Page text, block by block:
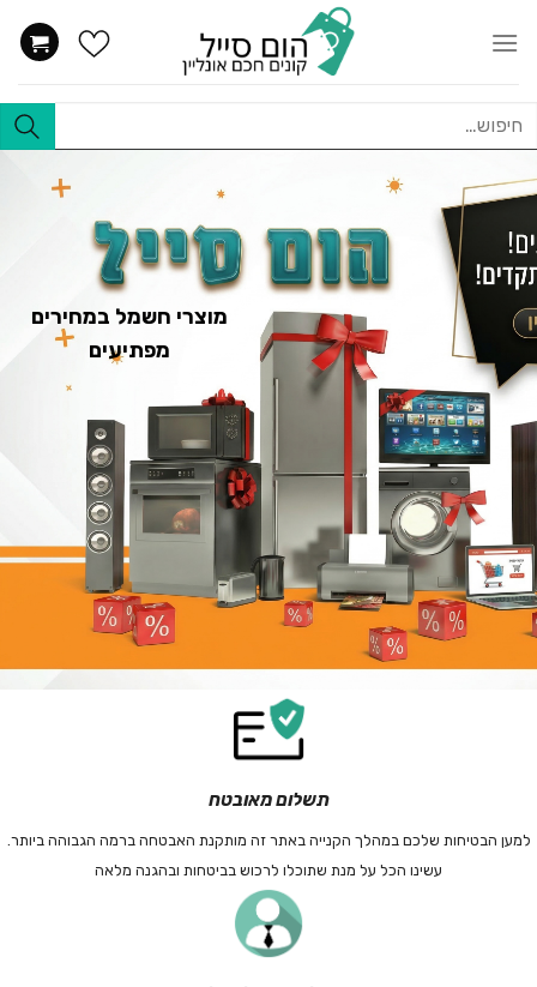
מוצרי חשמל במחירים
מפתיעים
תשלום מאובטח
למען הבטיחות שלכם במהלך הקנייה באתר זה מותקנת האבטחה ברמה הגבוהה ביותר.
עשינו הכל על מנת שתוכלו לרכוש בביטחות ובהגנה מלאה